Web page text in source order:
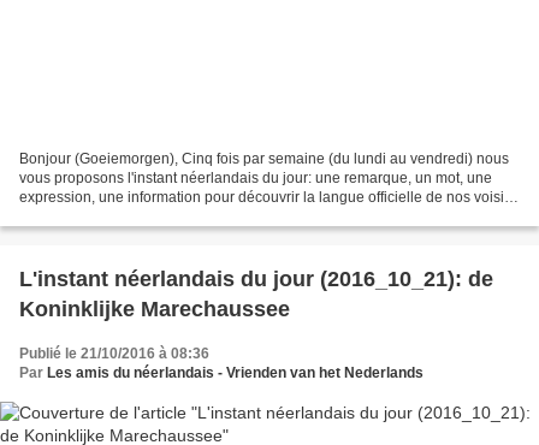
Bonjour (Goeiemorgen), Cinq fois par semaine (du lundi au vendredi) nous
vous proposons l'instant néerlandais du jour: une remarque, un mot, une
expression, une information pour découvrir la langue officielle de nos voisins
L'instant néerlandais du jour (2016_10_21): de
Koninklijke Marechaussee
Publié le 21/10/2016 à 08:36
Par Les amis du néerlandais - Vrienden van het Nederlands